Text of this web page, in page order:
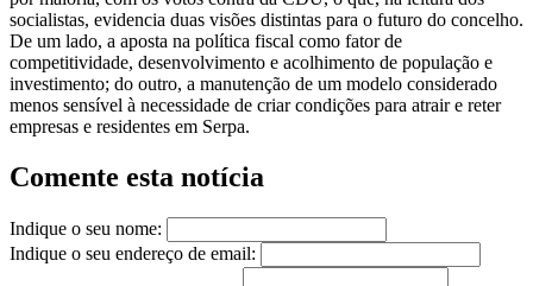
socialistas, evidencia duas visões distintas para o futuro do concelho.
De um lado, a aposta na política fiscal como fator de
competitividade, desenvolvimento e acolhimento de população e
investimento; do outro, a manutenção de um modelo considerado
menos sensível à necessidade de criar condições para atrair e reter
empresas e residentes em Serpa.
Comente esta notícia
Indique o seu nome:
Indique o seu endereço de email: